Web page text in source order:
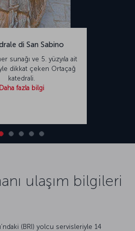
di San Sabino
sunağı ve 5. yüzyıla ait
dikkat çeken Ortaçağ
katedrali.
Daha fazla bilgi
ulaşım bilgileri
(BRI) yolcu servisleriyle 14